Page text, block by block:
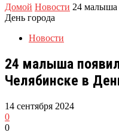
Домой Новости 24 малыша
День города
Новости
24 малыша
Челябинске в
14 сентября 2024
0
0